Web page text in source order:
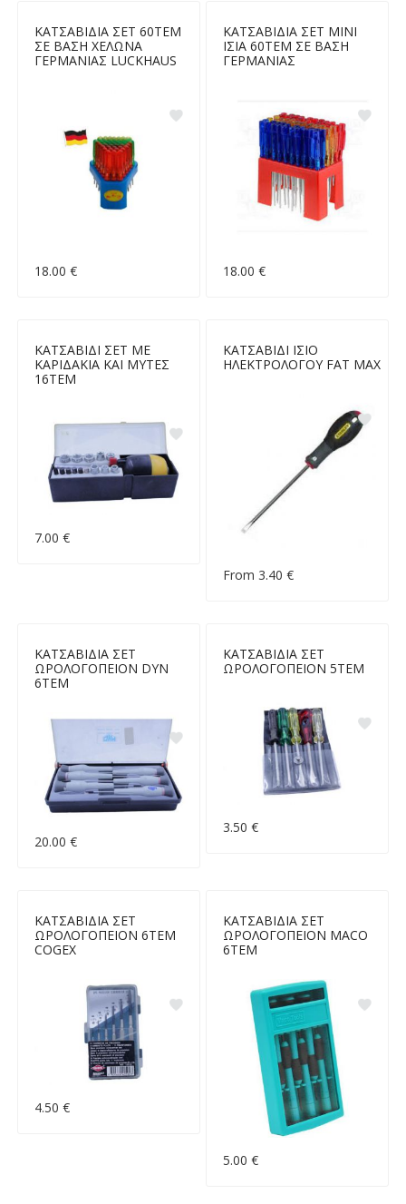
ΚΑΤΣΑΒΙΔΙΑ ΣΕΤ 60ΤΕΜ
ΣΕ ΒΑΣΗ ΧΕΛΩΝΑ
ΓΕΡΜΑΝΙΑΣ LUCKHAUS
18.00 €
ΚΑΤΣΑΒΙΔΙΑ ΣΕΤ ΜΙΝΙ
ΙΣΙΑ 60ΤΕΜ ΣΕ ΒΑΣΗ
ΓΕΡΜΑΝΙΑΣ
18.00 €
ΚΑΤΣΑΒΙΔΙ ΣΕΤ ΜΕ
ΚΑΡΙΔΑΚΙΑ ΚΑΙ ΜΥΤΕΣ
16ΤΕΜ
7.00 €
ΚΑΤΣΑΒΙΔΙ ΙΣΙΟ
ΗΛΕΚΤΡΟΛΟΓΟΥ FAT MAX
From 3.40 €
ΚΑΤΣΑΒΙΔΙΑ ΣΕΤ
ΩΡΟΛΟΓΟΠΕΙΟΝ DYN
6ΤΕΜ
20.00 €
ΚΑΤΣΑΒΙΔΙΑ ΣΕΤ
ΩΡΟΛΟΓΟΠΕΙΟΝ 5ΤΕΜ
3.50 €
ΚΑΤΣΑΒΙΔΙΑ ΣΕΤ
ΩΡΟΛΟΓΟΠΕΙΟΝ 6ΤΕΜ
COGEX
4.50 €
ΚΑΤΣΑΒΙΔΙΑ ΣΕΤ
ΩΡΟΛΟΓΟΠΕΙΟΝ MACO
6ΤΕΜ
5.00 €